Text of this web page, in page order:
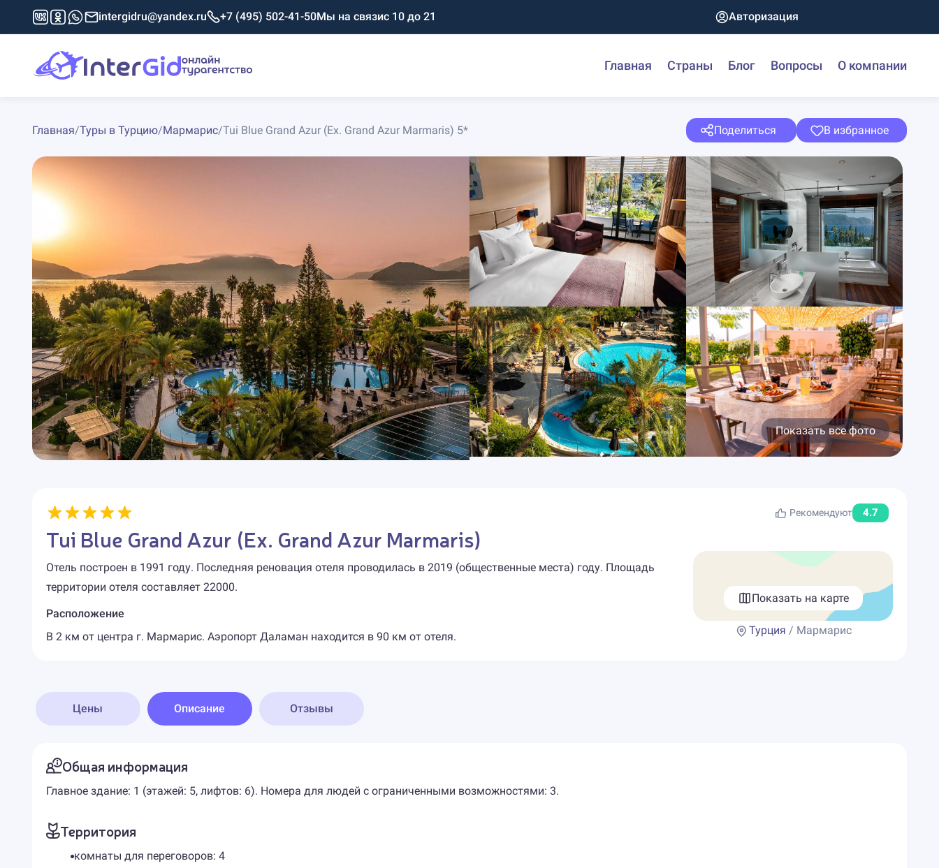
intergidru@yandex.ru +7 (495) 502-41-50Мы на связис 10 до 21 Авторизация
Главная Страны Блог Вопросы О компании
Главная/Туры в Турцию/Мармарис/Tui Blue Grand Azur (Ex. Grand Azur Marmaris) 5* Поделиться В избранное
Показать все фото
Рекомендуют 4.7
Tui Blue Grand Azur (Ex. Grand Azur Marmaris)
Отель построен в 1991 году. Последняя реновация отеля проводилась в 2019 (общественные места) году. Площадь
территории отеля составляет 22000.
Расположение
В 2 км от центра г. Мармарис. Аэропорт Даламан находится в 90 км от отеля.
Показать на карте
Турция / Мармарис
Цены Описание Отзывы
Общая информация
Главное здание: 1 (этажей: 5, лифтов: 6). Номера для людей с ограниченными возможностями: 3.
Территория
комнаты для переговоров: 4